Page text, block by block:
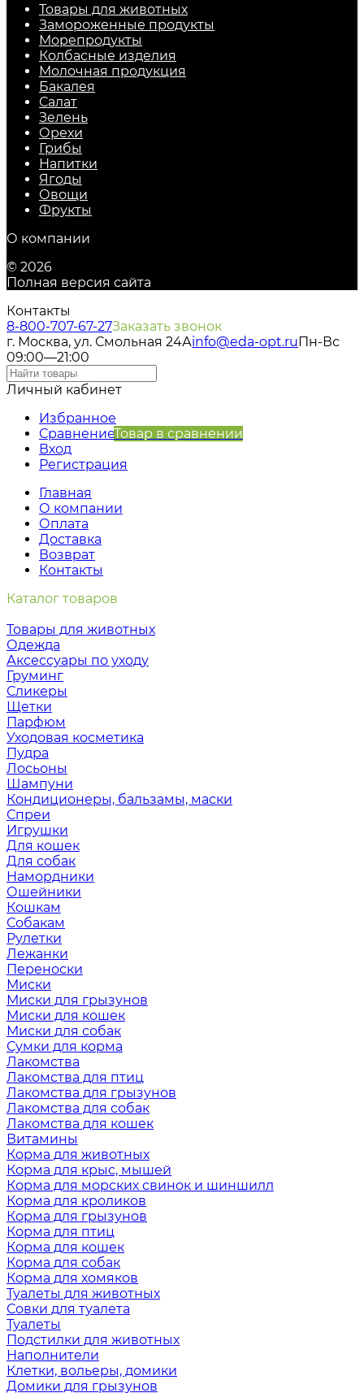
Товары для животных
Замороженные продукты
Морепродукты
Колбасные изделия
Молочная продукция
Бакалея
Салат
Зелень
Орехи
Грибы
Напитки
Ягоды
Овощи
Фрукты
О компании
© 2026
Полная версия сайта
Контакты
8-800-707-67-27Заказать звонок
г. Москва, ул. Смольная 24Аinfo@eda-opt.ruПн-Вс
09:00—21:00
Личный кабинет
Избранное
СравнениеТовар в сравнении
Вход
Регистрация
Главная
О компании
Оплата
Доставка
Возврат
Контакты
Каталог товаров
Товары для животных
Одежда
Аксессуары по уходу
Груминг
Сликеры
Щетки
Парфюм
Уходовая косметика
Пудра
Лосьоны
Шампуни
Кондиционеры, бальзамы, маски
Спреи
Игрушки
Для кошек
Для собак
Намордники
Ошейники
Кошкам
Собакам
Рулетки
Лежанки
Переноски
Миски
Миски для грызунов
Миски для кошек
Миски для собак
Сумки для корма
Лакомства
Лакомства для птиц
Лакомства для грызунов
Лакомства для собак
Лакомства для кошек
Витамины
Корма для животных
Корма для крыс, мышей
Корма для морских свинок и шиншилл
Корма для кроликов
Корма для грызунов
Корма для птиц
Корма для кошек
Корма для собак
Корма для хомяков
Туалеты для животных
Совки для туалета
Туалеты
Подстилки для животных
Наполнители
Клетки, вольеры, домики
Домики для грызунов